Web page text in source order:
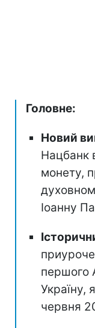
Головне:
Новий
Нацбанк
монету,
Іоанну
першого
Україну,
червня